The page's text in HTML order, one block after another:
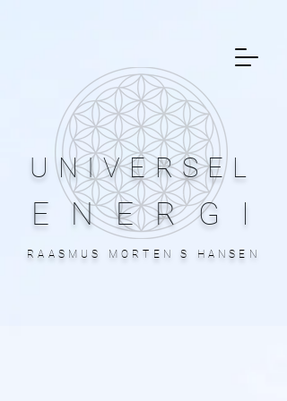
UNIVERSEL
ENERGI
RAASMUS MORTEN S HANSEN